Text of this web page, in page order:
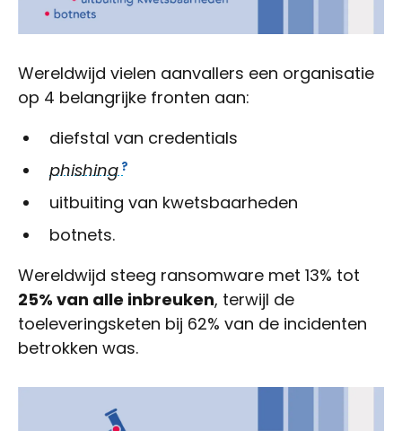
Wereldwijd vielen aanvallers een organisatie
op 4 belangrijke fronten aan:
diefstal van credentials
phishing
uitbuiting van kwetsbaarheden
botnets.
Wereldwijd steeg ransomware met 13% tot
25% van alle inbreuken, terwijl de
toeleveringsketen bij 62% van de incidenten
betrokken was.